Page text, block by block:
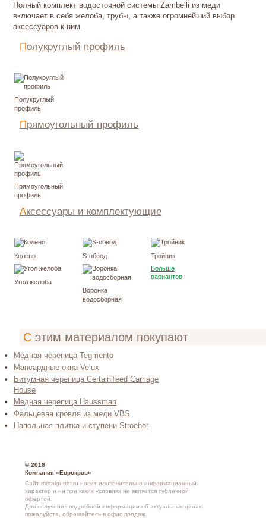
Полный комплект водосточной системы Zambelli из меди
включает в себя желоба, трубы, а также огромнейший выбор
аксессуаров к ним.
Полукруглый профиль
Полукруглый
профиль
Прямоугольный профиль
Прямоугольный
профиль
Аксессуары и комплектующиe
Колено S-обвод Тройник
Угол желоба
Воронка
водосборная
Больше
вариантов
С этим материалом покупают
Медная черепица Tegmento
Мансардные окна Velux
Битумная черепица CertainTeed Carriage
House
Медная черепица Haussman
Фальцевая кровля из меди VBS
Напольная плитка и ступени Stroeher
© 2018
Компания «Еврокров»
Сайт metalgutter.ru носит исключительно информационный
характер и ни при каких условиях не является публичной
офертой.
Для получения подробной информации об актуальных ценах,
пожалуйста, обращайтесь в офис продаж.